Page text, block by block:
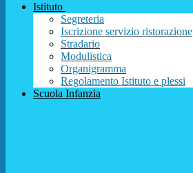
Istituto
Segreteria
Iscrizione servizio ristorazione
Stradario
Modulistica
Organigramma
Regolamento Istituto e plessi
Scuola Infanzia